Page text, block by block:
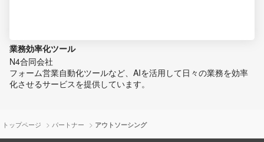
業務効率化ツール
N4合同会社
フォーム営業自動化ツールなど、AIを活用して日々の業務を効率
化させるサービスを提供しています。
トップページ > パートナー > アウトソーシング